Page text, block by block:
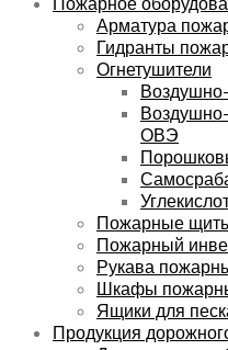
Арматура
Гидранты
Огнетушители
ОВЭ
Пожарные
Пожарный
Рукава
Шкафы
Ящики для
Продукция